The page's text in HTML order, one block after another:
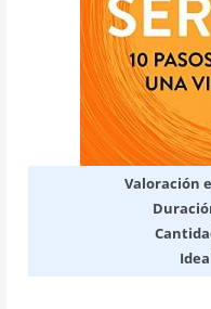
Valoración